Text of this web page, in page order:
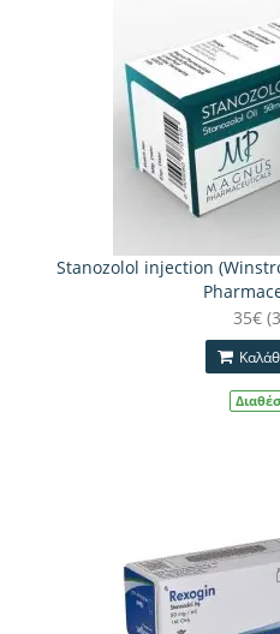
Stanozolol injection
35€